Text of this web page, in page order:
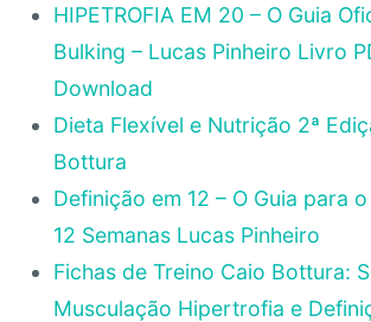
HIPETROFIA EM 20 – O Guia
Bulking – Lucas Pinheiro Livro
Download
Dieta Flexível e Nutrição 2ª
Bottura
Definição em 12 – O Guia para o
12 Semanas Lucas Pinheiro
Fichas de Treino Caio Bottura:
Musculação Hipertrofia e